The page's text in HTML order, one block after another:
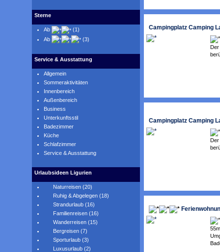
Sterne
Ab
(1)
Ab
(3)
Service & Ausstattung
Allgemein
Sommeraktivitäten
Innenbereich
Außenbereich
Business
Unterkunftsstil
Badezimmer
Küche
Schlafzimmer
Service & Ausstattung
Urlaubsideen Ligurien
Naturreisen (20)
Ruhig & Abgelegen (18)
Strandurlaub (16)
Familienreisen (16)
Wanderreisen (15)
Bergreisen (7)
Sporturlaub (3)
Luxusurlaub (2)
Campingplatz Camping
Der
Campingplatz Camping
Der